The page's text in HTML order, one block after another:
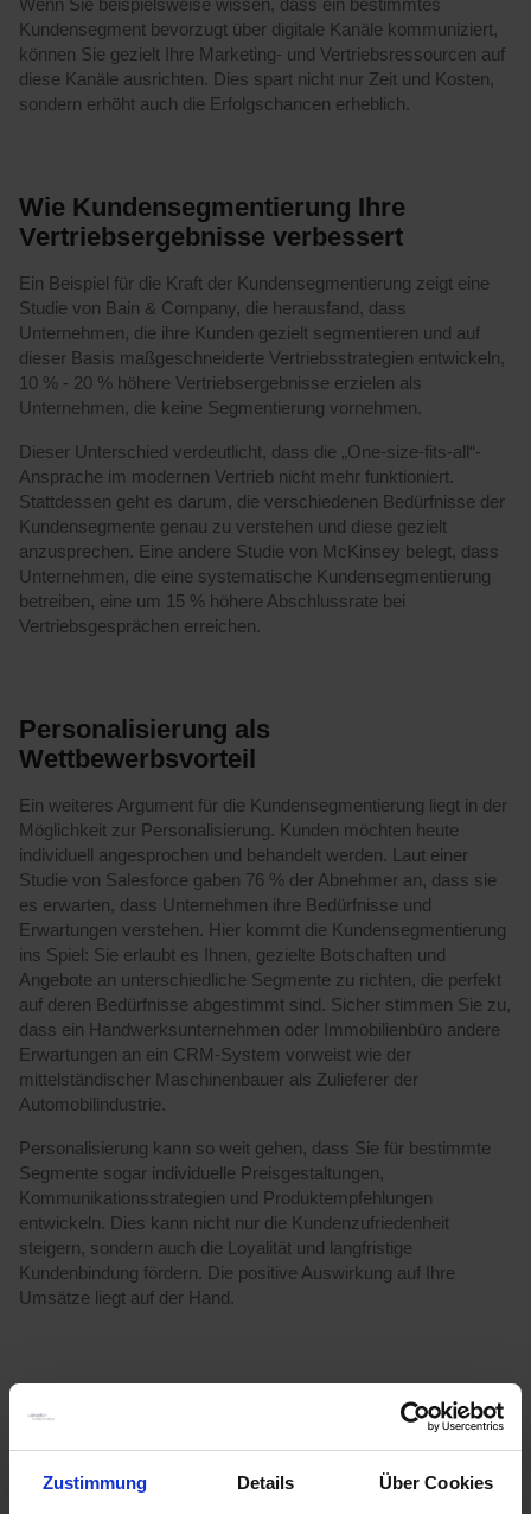
Zustimmung Details Über Cookies
Wenn Sie beispielsweise wissen, dass ein bestimmtes
Kundensegment bevorzugt über digitale Kanäle kommuniziert,
können Sie gezielt Ihre Marketing- und Vertriebsressourcen auf
diese Kanäle ausrichten. Dies spart nicht nur Zeit und Kosten,
sondern erhöht auch die Erfolgschancen erheblich.
Wie Kundensegmentierung Ihre
Vertriebsergebnisse verbessert
Ein Beispiel für die Kraft der Kundensegmentierung zeigt eine
Studie von Bain & Company, die herausfand, dass
Unternehmen, die ihre Kunden gezielt segmentieren und auf
dieser Basis maßgeschneiderte Vertriebsstrategien entwickeln,
10 % - 20 % höhere Vertriebsergebnisse erzielen als
Unternehmen, die keine Segmentierung vornehmen.
Dieser Unterschied verdeutlicht, dass die „One-size-fits-all“-
Ansprache im modernen Vertrieb nicht mehr funktioniert.
Stattdessen geht es darum, die verschiedenen Bedürfnisse der
Kundensegmente genau zu verstehen und diese gezielt
anzusprechen. Eine andere Studie von McKinsey belegt, dass
Unternehmen, die eine systematische Kundensegmentierung
betreiben, eine um 15 % höhere Abschlussrate bei
Vertriebsgesprächen erreichen.
Personalisierung als
Wettbewerbsvorteil
Ein weiteres Argument für die Kundensegmentierung liegt in der
Möglichkeit zur Personalisierung. Kunden möchten heute
individuell angesprochen und behandelt werden. Laut einer
Studie von Salesforce gaben 76 % der Abnehmer an, dass sie
es erwarten, dass Unternehmen ihre Bedürfnisse und
Erwartungen verstehen. Hier kommt die Kundensegmentierung
ins Spiel: Sie erlaubt es Ihnen, gezielte Botschaften und
Angebote an unterschiedliche Segmente zu richten, die perfekt
auf deren Bedürfnisse abgestimmt sind. Sicher stimmen Sie zu,
dass ein Handwerksunternehmen oder Immobilienbüro andere
Erwartungen an ein CRM-System vorweist wie der
mittelständischer Maschinenbauer als Zulieferer der
Automobilindustrie.
Personalisierung kann so weit gehen, dass Sie für bestimmte
Segmente sogar individuelle Preisgestaltungen,
Kommunikationsstrategien und Produktempfehlungen
entwickeln. Dies kann nicht nur die Kundenzufriedenheit
steigern, sondern auch die Loyalität und langfristige
Kundenbindung fördern. Die positive Auswirkung auf Ihre
Umsätze liegt auf der Hand.
Vermeidung von Streuverlusten
Ohne Kundensegmentierung verschwenden Unternehmen
häufig wertvolle Ressourcen, da sie ihre
Vertriebsanstrengungen nicht zielgerichtet ausrichten. Dies führt